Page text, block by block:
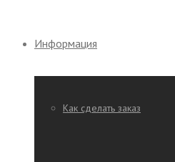
Информация
Как сделать заказ